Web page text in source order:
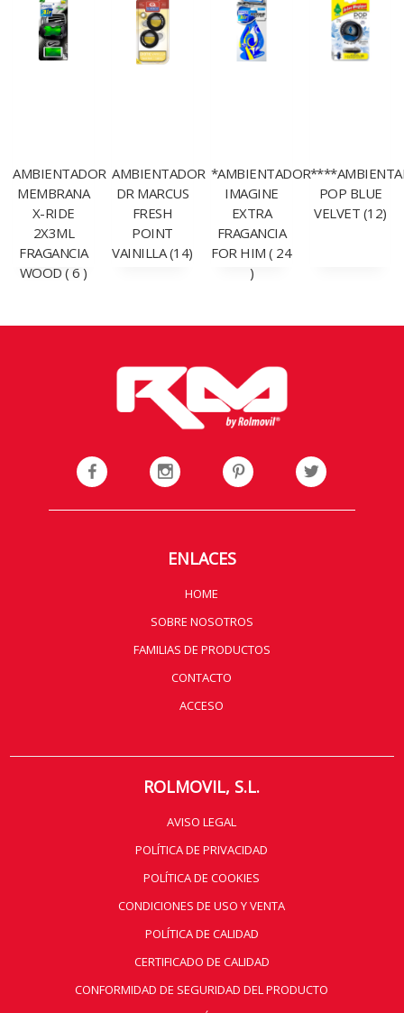
AMBIENTADOR
MEMBRANA
X-RIDE
2X3ML
FRAGANCIA
WOOD ( 6 )
AMBIENTADOR
DR MARCUS
FRESH
POINT
VAINILLA (14)
*AMBIENTADOR
IMAGINE
EXTRA
FRAGANCIA
FOR HIM ( 24
)
POP BLUE
VELVET (12)
ENLACES
HOME
SOBRE NOSOTROS
FAMILIAS DE PRODUCTOS
CONTACTO
ACCESO
ROLMOVIL, S.L.
AVISO LEGAL
POLÍTICA DE PRIVACIDAD
POLÍTICA DE COOKIES
CONDICIONES DE USO Y VENTA
POLÍTICA DE CALIDAD
CERTIFICADO DE CALIDAD
CONFORMIDAD DE SEGURIDAD DEL PRODUCTO